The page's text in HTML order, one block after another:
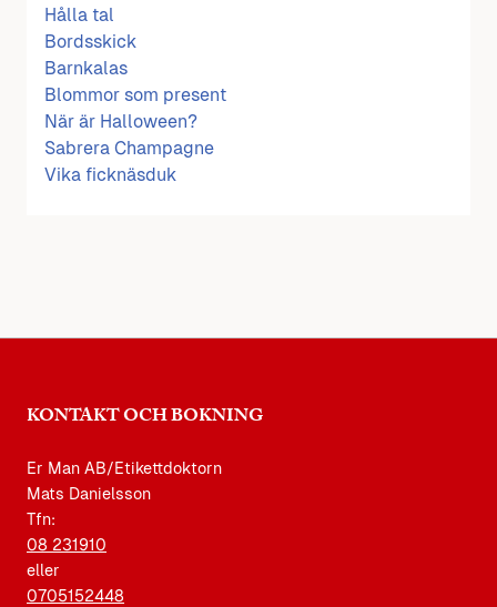
Hålla tal
Bordsskick
Barnkalas
Blommor som present
När är Halloween?
Sabrera Champagne
Vika ficknäsduk
KONTAKT OCH BOKNING
Er Man AB/Etikettdoktorn
Mats Danielsson
Tfn:
08 231910
eller
0705152448